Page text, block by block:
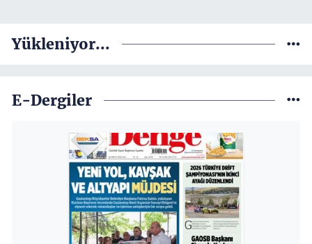
Yükleniyor...
E-Dergiler